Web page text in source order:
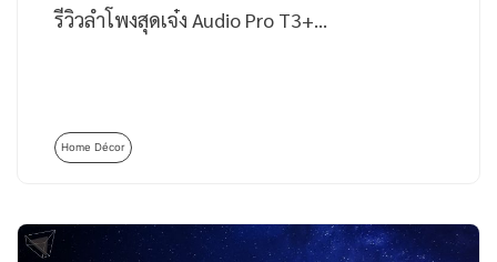
รีวิวลำโพงสุดเจ๋ง Audio Pro T3+…
Home Décor